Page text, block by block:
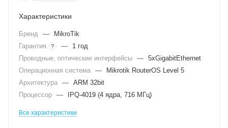
Характеристики
Бренд —
MikroTik
Гарантия
? —
1 год
Проводные, оптические интерфейсы — 5xGigabitEthernet
Операционная система —
Mikrotik RouterOS Level 5
Архитектура — ARM 32bit
Процессор — IPQ-4019 (4 ядра, 716 МГц)
Все характеристики